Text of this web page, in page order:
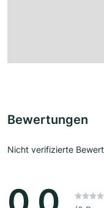
Bewertungen
Nicht verifizierte